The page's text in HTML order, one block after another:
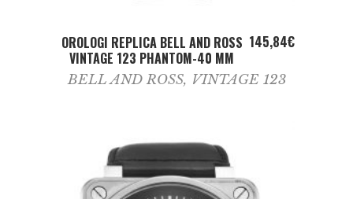
ADD TO CART
OROLOGI REPLICA BELL AND ROSS
VINTAGE 123 PHANTOM-40 MM
145,84€
BELL AND ROSS, VINTAGE 123